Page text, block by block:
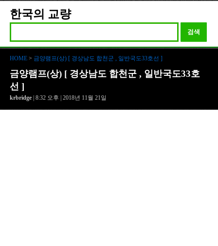
한국의 교량
검색
HOME > 금양램프(상) [ 경상남도 합천군 , 일반국도33호선 ]
금양램프(상) [ 경상남도 합천군 , 일반국도33호
선 ]
krbridge | 8:32 오후 | 2018년 11월 21일